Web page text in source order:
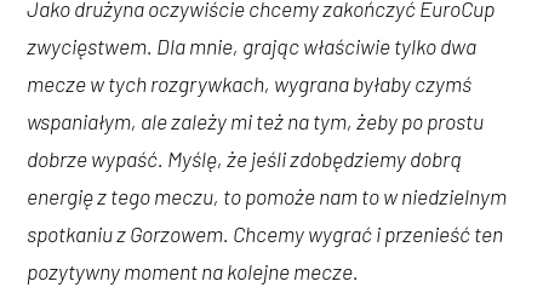
Jako drużyna oczywiście chcemy zakończyć EuroCup
zwycięstwem. Dla mnie, grając właściwie tylko dwa
mecze w tych rozgrywkach, wygrana byłaby czymś
wspaniałym, ale zależy mi też na tym, żeby po prostu
dobrze wypaść. Myślę, że jeśli zdobędziemy dobrą
energię z tego meczu, to pomoże nam to w niedzielnym
spotkaniu z Gorzowem. Chcemy wygrać i przenieść ten
pozytywny moment na kolejne mecze.